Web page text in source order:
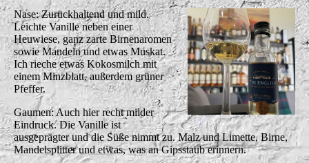
Nase: Zurückhaltend und mild.
Leichte Vanille neben einer
Heuwiese, ganz zarte Birnenaromen
sowie Mandeln und etwas Muskat.
Ich rieche etwas Kokosmilch mit
einem Minzblatt, außerdem grüner
Pfeffer.
Gaumen: Auch hier recht milder
Eindruck. Die Vanille ist
ausgeprägter und die Süße nimmt zu. Malz und Limette, Birne,
Mandelsplitter und etwas, was an Gipsstaub erinnern.